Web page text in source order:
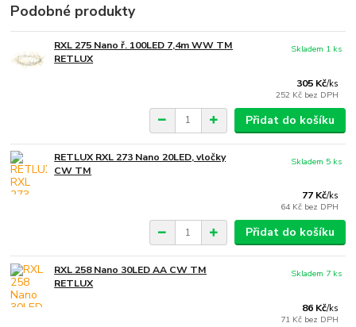
Podobné produkty
RXL 275 Nano ř. 100LED 7,4m WW TM
RETLUX
305 Kč/ks
252 Kč bez DPH
Skladem 1 ks
Přidat do košíku
RETLUX RXL 273 Nano 20LED, vločky
CW TM
77 Kč/ks
64 Kč bez DPH
Skladem 5 ks
Přidat do košíku
RXL 258 Nano 30LED AA CW TM
RETLUX
86 Kč/ks
71 Kč bez DPH
Skladem 7 ks